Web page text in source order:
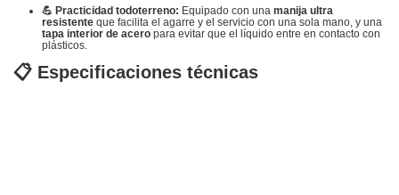
💪 Practicidad todoterreno: Equipado con una manija ultra
resistente que facilita el agarre y el servicio con una sola mano, y una
tapa interior de acero para evitar que el líquido entre en contacto con
plásticos.
📋 Especificaciones técnicas